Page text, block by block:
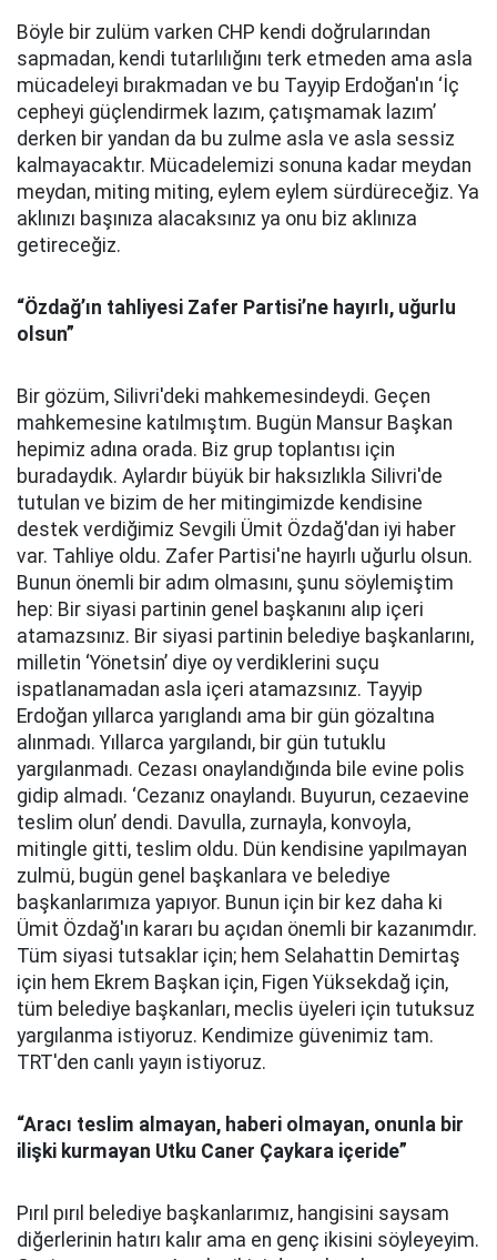
Böyle bir zulüm varken CHP kendi doğrularından
sapmadan, kendi tutarlılığını terk etmeden ama asla
mücadeleyi bırakmadan ve bu Tayyip Erdoğan'ın ‘İç
cepheyi güçlendirmek lazım, çatışmamak lazım’
derken bir yandan da bu zulme asla ve asla sessiz
kalmayacaktır. Mücadelemizi sonuna kadar meydan
meydan, miting miting, eylem eylem sürdüreceğiz. Ya
aklınızı başınıza alacaksınız ya onu biz aklınıza
getireceğiz.
“Özdağ’ın tahliyesi Zafer Partisi’ne hayırlı, uğurlu
olsun”
Bir gözüm, Silivri'deki mahkemesindeydi. Geçen
mahkemesine katılmıştım. Bugün Mansur Başkan
hepimiz adına orada. Biz grup toplantısı için
buradaydık. Aylardır büyük bir haksızlıkla Silivri'de
tutulan ve bizim de her mitingimizde kendisine
destek verdiğimiz Sevgili Ümit Özdağ'dan iyi haber
var. Tahliye oldu. Zafer Partisi'ne hayırlı uğurlu olsun.
Bunun önemli bir adım olmasını, şunu söylemiştim
hep: Bir siyasi partinin genel başkanını alıp içeri
atamazsınız. Bir siyasi partinin belediye başkanlarını,
milletin ‘Yönetsin’ diye oy verdiklerini suçu
ispatlanamadan asla içeri atamazsınız. Tayyip
Erdoğan yıllarca yarıglandı ama bir gün gözaltına
alınmadı. Yıllarca yargılandı, bir gün tutuklu
yargılanmadı. Cezası onaylandığında bile evine polis
gidip almadı. ‘Cezanız onaylandı. Buyurun, cezaevine
teslim olun’ dendi. Davulla, zurnayla, konvoyla,
mitingle gitti, teslim oldu. Dün kendisine yapılmayan
zulmü, bugün genel başkanlara ve belediye
başkanlarımıza yapıyor. Bunun için bir kez daha ki
Ümit Özdağ'ın kararı bu açıdan önemli bir kazanımdır.
Tüm siyasi tutsaklar için; hem Selahattin Demirtaş
için hem Ekrem Başkan için, Figen Yüksekdağ için,
tüm belediye başkanları, meclis üyeleri için tutuksuz
yargılanma istiyoruz. Kendimize güvenimiz tam.
TRT'den canlı yayın istiyoruz.
“Aracı teslim almayan, haberi olmayan, onunla bir
ilişki kurmayan Utku Caner Çaykara içeride”
Pırıl pırıl belediye başkanlarımız, hangisini saysam
diğerlerinin hatırı kalır ama en genç ikisini söyleyeyim.